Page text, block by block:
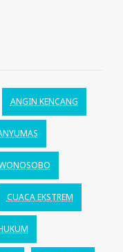
ANGIN KENCANG
CUACA EKSTREM